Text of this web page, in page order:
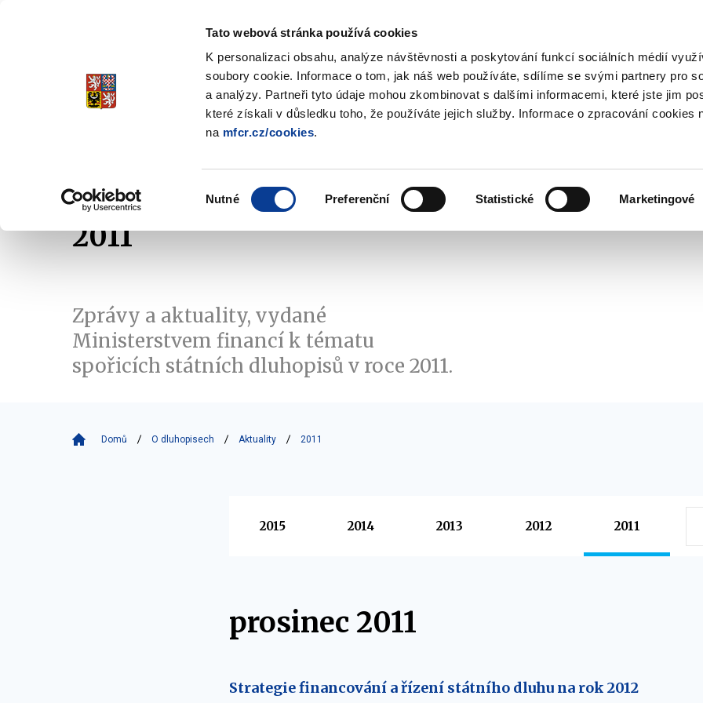
Tato webová stránka používá cookies
K personalizaci obsahu, analýze návštěvnosti a poskytování funkcí sociálních médií
soubory cookie. Informace o tom, jak náš web používáte, sdílíme se svými partnery pro
a analýzy. Partneři tyto údaje mohou zkombinovat s dalšími informacemi, které jste jim
které získali v důsledku toho, že používáte jejich služby. Informace o zpracování cookies
na mfcr.cz/cookies.
Nutné Preferenční Statistické Marketingové
Spořicí státní dluhopisy
Stabilita, Spolehlivost, Důvěryhodnost
Pohybujte
šipkami
pro
submenu
dluhopisech
submenu
investovat
submenu
Užitečné
2011
Zprávy a aktuality, vydané
Ministerstvem financí k tématu
spořicích státních dluhopisů v roce 2011.
Domů O dluhopisech Aktuality 2011
2015 2014 2013 2012 2011
prosinec 2011
Strategie financování a řízení státního dluhu na rok 2012